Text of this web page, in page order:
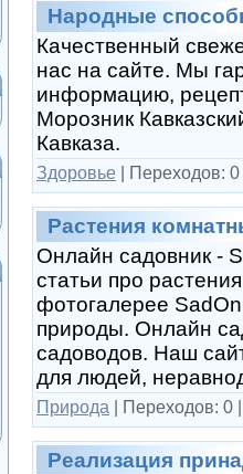
Народные
Качественный
нас на сайте. Мы
информацию,
Морозник
Кавказа.
Здоровье Переходов: 0
Растения
Онлайн садовник -
статьи про
фотогалерее
природы. Онлайн
садоводов. Наш
для людей,
Природа Переходов: 0
Реализация